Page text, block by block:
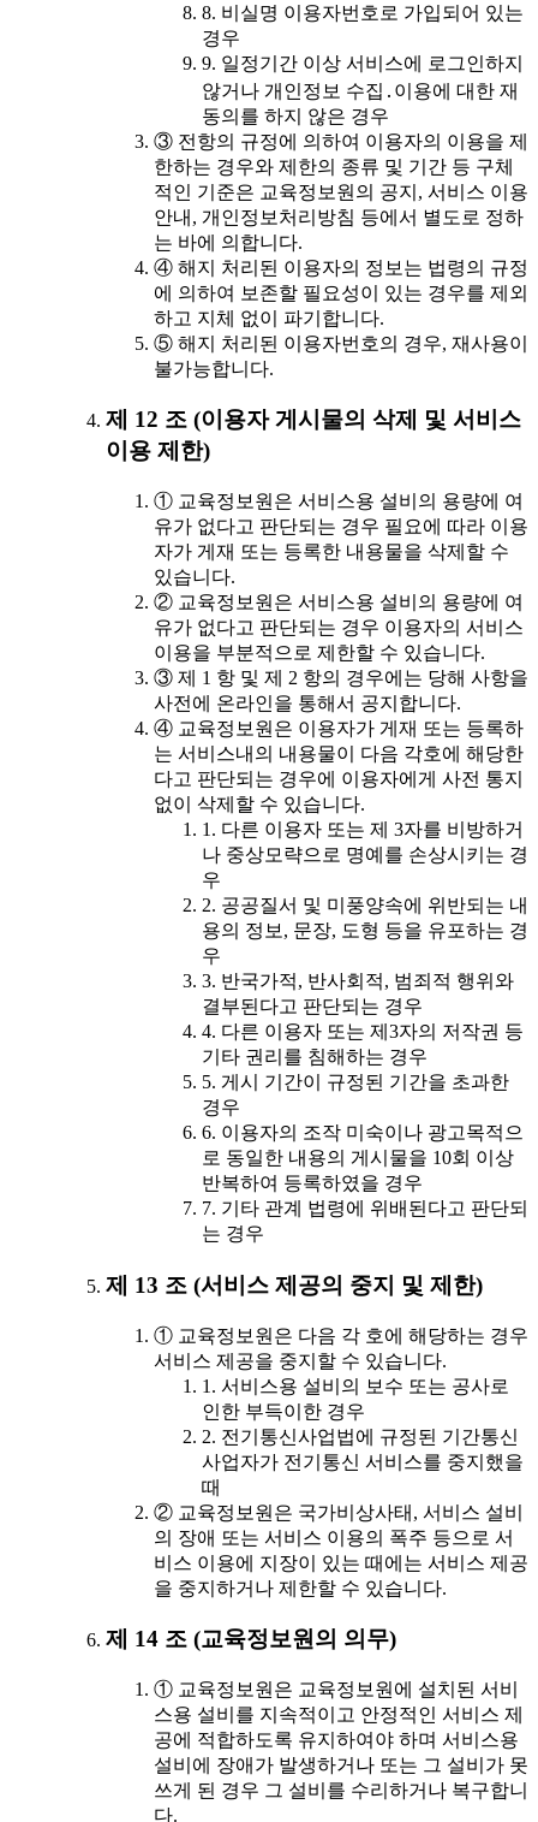
8. 비실명 이용자번호로 가입되어 있는
경우
9. 일정기간 이상 서비스에 로그인하지
않거나 개인정보 수집․이용에 대한 재
동의를 하지 않은 경우
③ 전항의 규정에 의하여 이용자의 이용을 제
한하는 경우와 제한의 종류 및 기간 등 구체
적인 기준은 교육정보원의 공지, 서비스 이용
안내, 개인정보처리방침 등에서 별도로 정하
는 바에 의합니다.
④ 해지 처리된 이용자의 정보는 법령의 규정
에 의하여 보존할 필요성이 있는 경우를 제외
하고 지체 없이 파기합니다.
⑤ 해지 처리된 이용자번호의 경우, 재사용이
불가능합니다.
제 12 조 (이용자 게시물의 삭제 및 서비스
이용 제한)
① 교육정보원은 서비스용 설비의 용량에 여
유가 없다고 판단되는 경우 필요에 따라 이용
자가 게재 또는 등록한 내용물을 삭제할 수
있습니다.
② 교육정보원은 서비스용 설비의 용량에 여
유가 없다고 판단되는 경우 이용자의 서비스
이용을 부분적으로 제한할 수 있습니다.
③ 제 1 항 및 제 2 항의 경우에는 당해 사항을
사전에 온라인을 통해서 공지합니다.
④ 교육정보원은 이용자가 게재 또는 등록하
는 서비스내의 내용물이 다음 각호에 해당한
다고 판단되는 경우에 이용자에게 사전 통지
없이 삭제할 수 있습니다.
1. 다른 이용자 또는 제 3자를 비방하거
나 중상모략으로 명예를 손상시키는 경
우
2. 공공질서 및 미풍양속에 위반되는 내
용의 정보, 문장, 도형 등을 유포하는 경
우
3. 반국가적, 반사회적, 범죄적 행위와
결부된다고 판단되는 경우
4. 다른 이용자 또는 제3자의 저작권 등
기타 권리를 침해하는 경우
5. 게시 기간이 규정된 기간을 초과한
경우
6. 이용자의 조작 미숙이나 광고목적으
로 동일한 내용의 게시물을 10회 이상
반복하여 등록하였을 경우
7. 기타 관계 법령에 위배된다고 판단되
는 경우
제 13 조 (서비스 제공의 중지 및 제한)
① 교육정보원은 다음 각 호에 해당하는 경우
서비스 제공을 중지할 수 있습니다.
1. 서비스용 설비의 보수 또는 공사로
인한 부득이한 경우
2. 전기통신사업법에 규정된 기간통신
사업자가 전기통신 서비스를 중지했을
때
② 교육정보원은 국가비상사태, 서비스 설비
의 장애 또는 서비스 이용의 폭주 등으로 서
비스 이용에 지장이 있는 때에는 서비스 제공
을 중지하거나 제한할 수 있습니다.
제 14 조 (교육정보원의 의무)
① 교육정보원은 교육정보원에 설치된 서비
스용 설비를 지속적이고 안정적인 서비스 제
공에 적합하도록 유지하여야 하며 서비스용
설비에 장애가 발생하거나 또는 그 설비가 못
쓰게 된 경우 그 설비를 수리하거나 복구합니
다.